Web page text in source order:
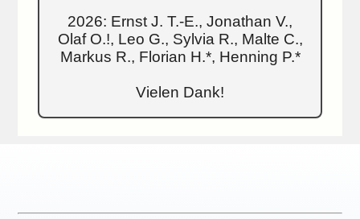
2026: Ernst J. T.-E., Jonathan V.,
Olaf O.!, Leo G., Sylvia R., Malte C.,
Markus R., Florian H.*, Henning P.*
Vielen Dank!